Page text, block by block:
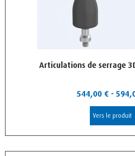
Articulations de serrage
544,00 € -
Vers le produit